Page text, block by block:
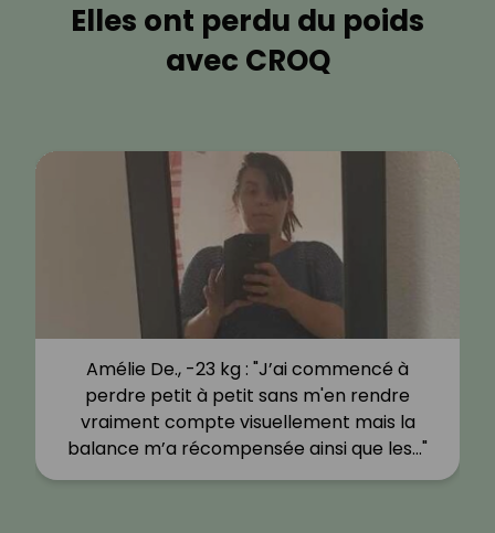
Elles ont perdu du poids
avec CROQ
Amélie De., -23 kg : "J’ai commencé à
perdre petit à petit sans m'en rendre
vraiment compte visuellement mais la
balance m’a récompensée ainsi que les…"